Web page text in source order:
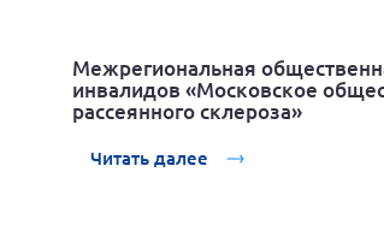
Межрегиональная
инвалидов «Московское
рассеянного склероза»
Читать далее